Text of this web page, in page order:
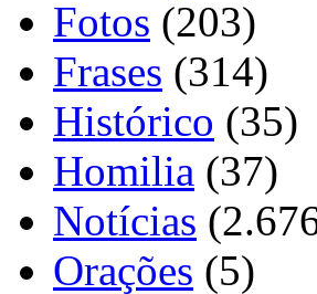
Fotos (203)
Frases (314)
Histórico (35)
Homilia (37)
Notícias
Orações (5)